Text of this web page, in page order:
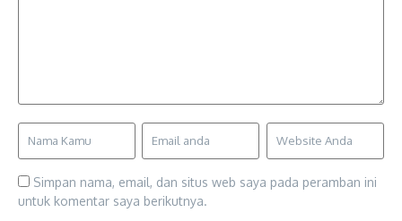
Simpan nama, email, dan situs web saya pada peramban ini
untuk komentar saya berikutnya.